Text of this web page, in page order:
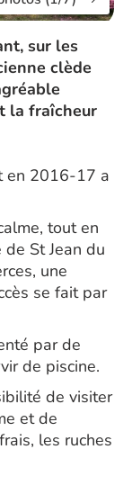
sur les
clède
la fraîcheur
en 2016-17 a
tout en
St Jean du
une
se fait par
par de
de piscine.
de visiter
et de
les ruches